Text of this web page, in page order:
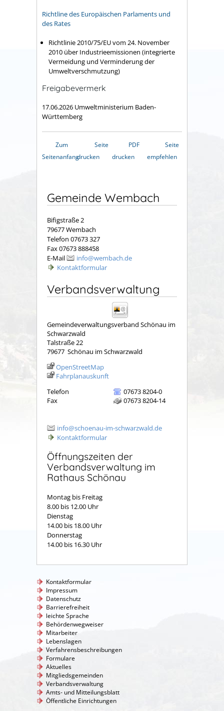
Richtline des Europäischen Parlaments und
des Rates
Richtlinie 2010/75/EU vom 24. November
2010 über Industrieemissionen (integrierte
Vermeidung und Verminderung der
Umweltverschmutzung)
Freigabevermerk
17.06.2026 Umweltministerium Baden-
Württemberg
Zum
Seitenanfang
Seite
drucken
PDF
drucken
Seite
empfehlen
Gemeinde Wembach
Bifigstraße 2
79677 Wembach
Telefon 07673 327
Fax 07673 888458
E-Mail
info@wembach.de
Kontaktformular
Verbandsverwaltung
Gemeindeverwaltungsverband Schönau im
Schwarzwald
Talstraße 22
79677 Schönau im Schwarzwald
OpenStreetMap
Fahrplanauskunft
Telefon
07673 8204-0
Fax
07673 8204-14
info@schoenau-im-schwarzwald.de
Kontaktformular
Öffnungszeiten der
Verbandsverwaltung im
Rathaus Schönau
Montag bis Freitag
8.00 bis 12.00 Uhr
Dienstag
14.00 bis 18.00 Uhr
Donnerstag
14.00 bis 16.30 Uhr
Kontaktformular
Impressum
Datenschutz
Barrierefreiheit
leichte Sprache
Behördenwegweiser
Mitarbeiter
Lebenslagen
Verfahrensbeschreibungen
Formulare
Aktuelles
Mitgliedsgemeinden
Verbandsverwaltung
Amts- und Mitteilungsblatt
Öffentliche Einrichtungen